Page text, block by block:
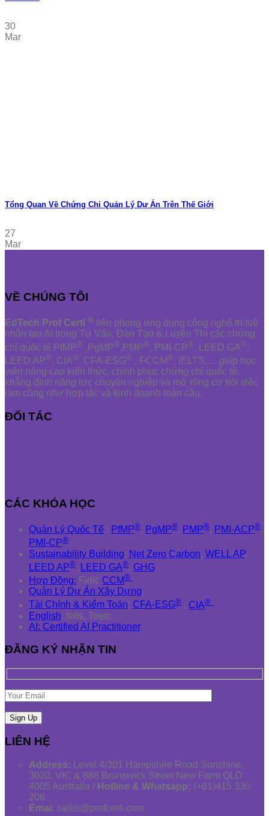
30
Mar
Tổng Quan Về Chứng Chỉ Quản Lý Dự Án Trên Thế Giới
27
Mar
VỀ CHÚNG TÔI
EdTech Prof Certi ® tiên phong ứng dụng công nghệ trí tuệ
nhân tạo AI trong Tư Vấn, Đào Tạo & Luyện Thi các chứng
chỉ quốc tế PfMP® ,PgMP®,PMP®, PMI-CP®, LEED GA®,
LEED AP®, CIA®, CFA-ESG® , FCCM®, IELTS,.... giúp học
viên nâng cao kiến thức, chinh phục chứng chỉ quốc tế,
khẳng định năng lực chuyên nghiệp và mở rộng cơ hội việc
làm cũng như hợp tác và kinh doanh toàn cầu.
ĐỐI TÁC
CÁC KHÓA HỌC
Quản Lý Quốc Tế : PfMP®, PgMP®, PMP®, PMI-ACP®,
PMI-CP®
Sustainability Building: Net Zero Carbon, WELL AP,
LEED AP® , LEED GA®, GHG
Hợp Đồng: Fidic CCM®
Quản Lý Dự Án Xây Dựng
Tài Chính & Kiểm Toán: CFA-ESG® , CIA®
English: Ielts, Toeic
AI: Certified AI Practitioner
ĐĂNG KÝ NHẬN TIN
LIÊN HỆ
Address: Level 4/301 Hampshire Road Sunshine,
3020, VIC & 888 Brunswick Street New Farm QLD
4005 Australia / Hotline & Whatsapp: (+61)415 330
206
Emai: sales@profcerti.com